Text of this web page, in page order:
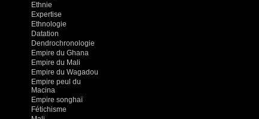
Ethnie
Expertise
Ethnologie
Datation
Dendrochronologie
Empire du Ghana
Empire du Mali
Empire du Wagadou
Empire peul du
Macina
Empire songhaï
Fétichisme